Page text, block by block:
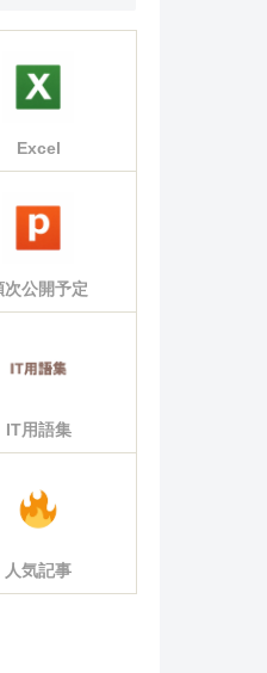
Excel
次公開予定
IT用語集
人気記事